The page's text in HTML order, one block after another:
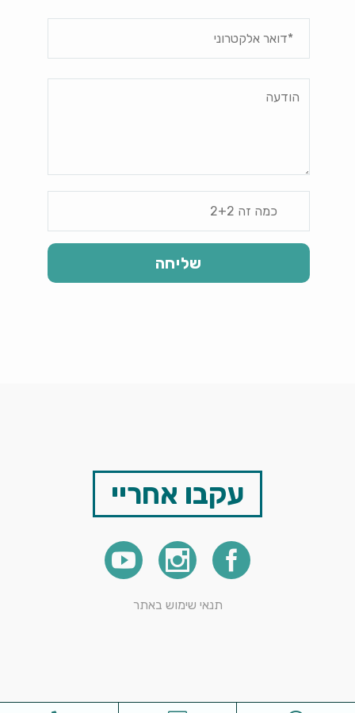
עקבו אחריי
תנאי שימוש באתר